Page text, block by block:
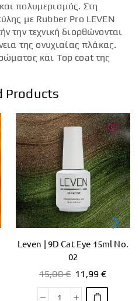
πολυμερισμός. Στη
με Rubber Pro LEVEN
την τεχνική διορθώνονται
της ονυχιαίας πλάκας.
και Top coat της
Products
Leven | 9D Cat Eye 15ml No.
02
15,00€ 11,99€